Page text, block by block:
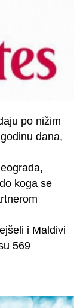
po nižim
dana,
koga se
i Maldivi
569